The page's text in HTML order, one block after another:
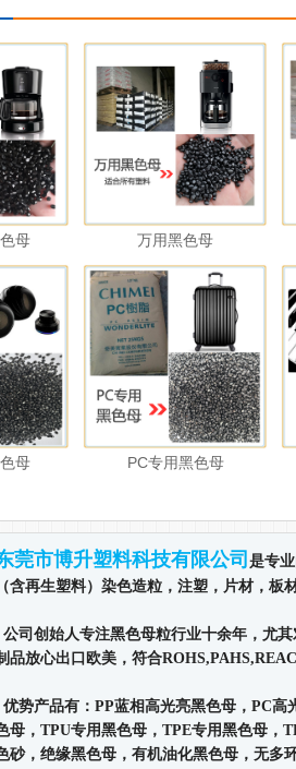
母 万用黑色母
母 PC专用黑色母
莞市博升塑料科技有限公司 是专
（含再生塑料）染色造粒，注塑，片材，板
公司创始人专注黑色母粒行业十余年，尤
品放心出口欧美，符合
优势产品有：PP蓝相高光亮黑色母，PC
母，TPU专用黑色母，TPE专用黑色母，
砂，绝缘黑色母，有机油化黑色母，无多